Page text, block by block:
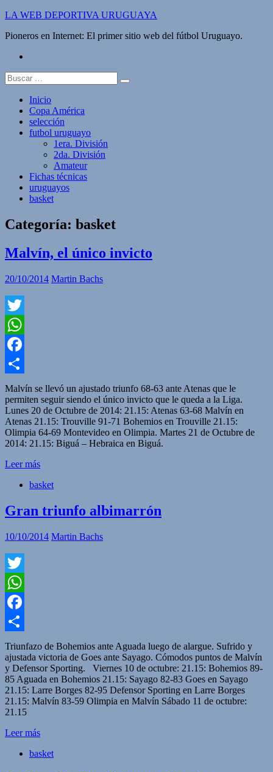
Saltar
contenido
LA WEB DEPORTIVA URUGUAYA
Pioneros en Internet: El primer sitio web del fútbol Uruguayo.
Buscar:
Inicio
Copa América
selección
futbol uruguayo
1era. División
2da. División
Amateur
Fichas técnicas
uruguayos
basket
Categoría: basket
Malvín, el único invicto
20/10/2014 Martin Bachs
Twitter
WhatsApp
Facebook
Compartir
Malvín se llevó un ajustado triunfo 68-63 ante Atenas que le
permiten seguir siendo el único invicto que le queda a la Liga.
Lunes 20 de Octubre de 2014: 21.15: Atenas 63-68 Malvín en
Atenas 21.15: Trouville 91-71 Bohemios en Trouville 21.15:
Olimpia 64-69 Montevideo en Olimpia. Martes 21 de Octubre de
2014: 21.15: Biguá – Hebraica en Biguá.
Leer más
basket
Gran triunfo albimarrón
10/10/2014 Martin Bachs
Twitter
WhatsApp
Facebook
Compartir
Triunfazo de Bohemios ante Aguada luego de alargue. Sufrido y
ajustada victoria de Goes ante Sayago. Cómodos puntos de Malvín
y Defensor Sporting. Viernes 10 de octubre: 21.15: Bohemios 89-
85 Aguada en Bohemios 21.15: Sayago 82-83 Goes en Sayago
21.15: Larre Borges 82-95 Defensor Sporting en Larre Borges
21.15: Malvín 83-59 Olimpia en Malvín Sábado 11 de octubre:
21.15
Leer más
basket